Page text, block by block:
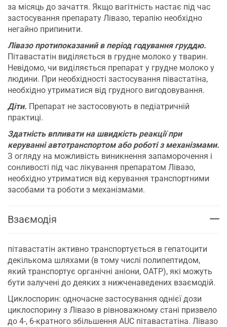
за місяць до зачаття. Якщо вагітність настає під час
застосування препарату Лівазо, терапію необхідно
негайно припинити.
Лівазо протипоказаний в період годування груддю.
Пітавастатін виділяється в грудне молоко у тварин.
Невідомо, чи виділяється препарат у грудне молоко у
людини. При необхідності застосування півастатіна,
необхідно утриматися від грудного вигодовування.
Діти. Препарат не застосовують в педіатричній
практиці.
Здатність впливати на швидкість реакції при
керуванні автотранспортом або роботі з механізмами.
З огляду на можливість виникнення запаморочення і
сонливості під час лікування препаратом Лівазо,
необхідно утриматися від керування транспортними
засобами та роботи з механізмами.
Взаємодія
пітавастатін активно транспортується в гепатоцити
декількома шляхами (в тому числі полипептидом,
який транспортує органічні аніони, OATP), які можуть
бути залучені до деяких з нижченаведених взаємодій.
Циклоспорин: одночасне застосування однієї дози
циклоспорину з Лівазо в рівноважному стані призвело
до 4-, 6-кратного збільшення AUC пітавастатіна. Лівазо